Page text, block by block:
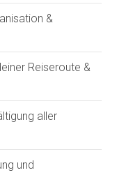
&
Reiseroute &
aller
und